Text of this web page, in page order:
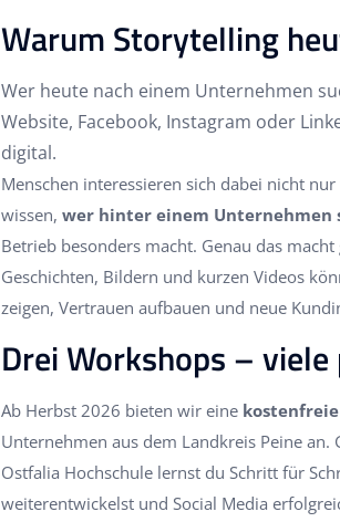
Warum Storytelling
Wer heute nach einem Unternehmen
Website, Facebook, Instagram oder
digital.
Menschen interessieren sich dabei nicht
wissen, wer hinter einem Unternehmen
Betrieb besonders macht. Genau das
Geschichten, Bildern und kurzen Videos
zeigen, Vertrauen aufbauen und neue
Drei Workshops –
Ab Herbst 2026 bieten wir eine
Unternehmen aus dem Landkreis Peine
Ostfalia Hochschule lernst du Schritt für
weiterentwickelst und Social Media